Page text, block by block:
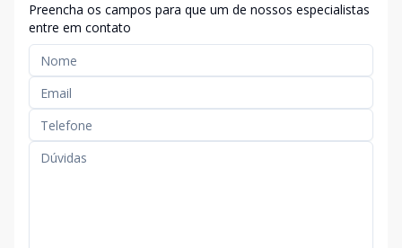
Preencha os campos para que um de nossos especialistas
entre em contato